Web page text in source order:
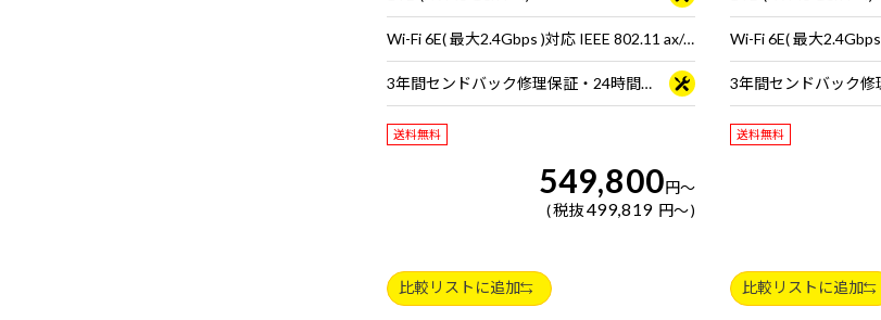
Wi-Fi 6E( 最大2.4Gbps )対応 IEEE 802.11 ax/ac/a/b/g/n準拠 ＋ Bluetooth 5内蔵
3年間センドバック修理保証・24時間×365日電話サポート
送料無料
549,800円～
税抜 499,819 円～
比較リストに追加
送料無料
比較リストに追加